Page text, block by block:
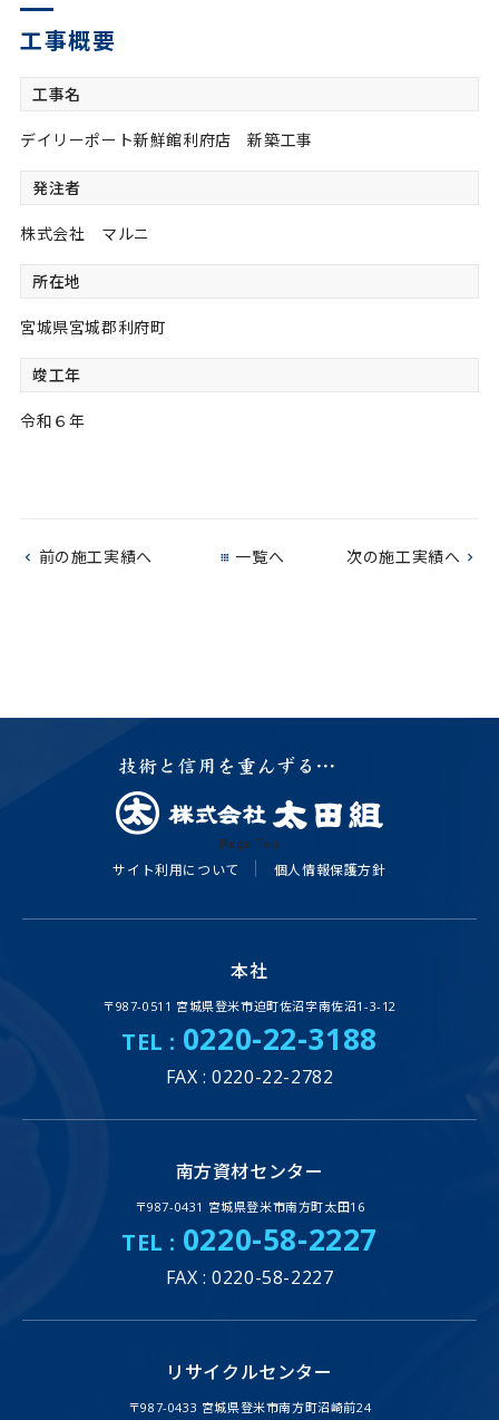
工事概要
工事名
デイリーポート新鮮館利府店 新築工事
発注者
株式会社 マルニ
所在地
宮城県宮城郡利府町
竣工年
令和６年
前の施工実績へ 次の施工実績へ
一覧へ
Page Top
サイト利用について 個人情報保護方針
本社
〒987-0511 宮城県登米市迫町佐沼字南佐沼1-3-12
TEL : 0220-22-3188
FAX : 0220-22-2782
南方資材センター
〒987-0431 宮城県登米市南方町太田16
TEL : 0220-58-2227
FAX : 0220-58-2227
リサイクルセンター
〒987-0433 宮城県登米市南方町沼崎前24